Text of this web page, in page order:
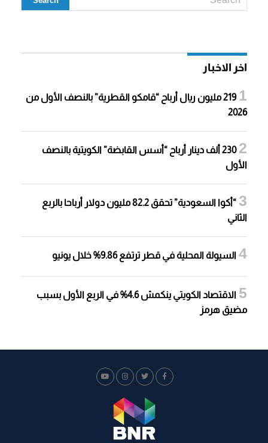
اخر الاخبار
219 مليون ريال أرباح “قامكو القطرية” بالنصف الأول من
2026
230 ألف دينار أرباح “أسس القابضة” الكويتية بالنصف
الأول
“أكوا السعودية” تحقق 82.2 مليون دولار أرباحا بالربع
الثاني
السيولة المحلية في قطر ترتفع 9.86% خلال يونيو
الاقتصاد الكويتي ينكمش 4.6% في الربع الأول بسبب
مضيق هرمز